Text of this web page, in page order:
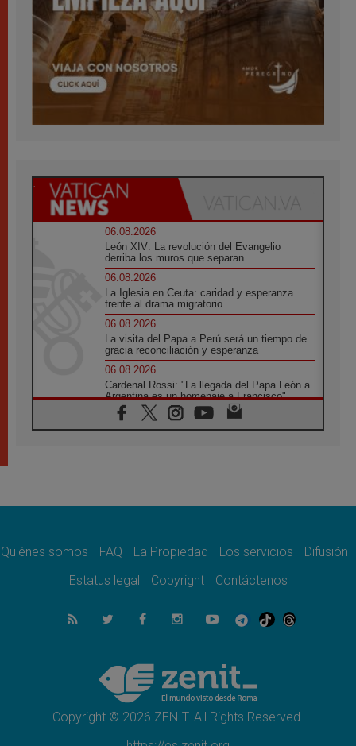
06.08.2026
León XIV: La revolución del Evangelio
derriba los muros que separan
06.08.2026
La Iglesia en Ceuta: caridad y esperanza
frente al drama migratorio
06.08.2026
La visita del Papa a Perú será un tiempo de
gracia reconciliación y esperanza
06.08.2026
Cardenal Rossi: "La llegada del Papa León a
Argentina es un homenaje a Francisco"
06.08.2026
En Asís, León XIV invita a los jóvenes a
05.08.2026
05.08.2026
sabiduría para afrontar los urgentes desafíos
05.08.2026
En marcha hacia Asís en nombre de San
Venezuela, Padre Pagniello: "En medio del
dolor, una Iglesia que no se rinde"
Quiénes somos FAQ La Propiedad Los servicios
Difusión
Estatus legal
Copyright Contáctenos
Copyright © 2026 ZENIT. All Rights Reserved.